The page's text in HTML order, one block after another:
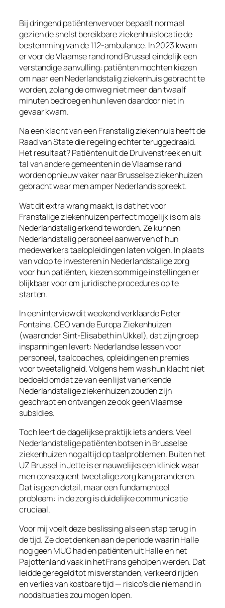
Bij dringend patiëntenvervoer bepaalt normaal
gezien de snelst bereikbare ziekenhuislocatie de
bestemming van de 112-ambulance. In 2023 kwam
er voor de Vlaamse rand rond Brussel eindelijk een
verstandige aanvulling: patiënten mochten kiezen
om naar een Nederlandstalig ziekenhuis gebracht te
worden, zolang de omweg niet meer dan twaalf
minuten bedroeg en hun leven daardoor niet in
gevaar kwam.
Na een klacht van een Franstalig ziekenhuis heeft de
Raad van State die regeling echter teruggedraaid.
Het resultaat? Patiënten uit de Druivenstreek en uit
tal van andere gemeenten in de Vlaamse rand
worden opnieuw vaker naar Brusselse ziekenhuizen
gebracht waar men amper Nederlands spreekt.
Wat dit extra wrang maakt, is dat het voor
Franstalige ziekenhuizen perfect mogelijk is om als
Nederlandstalig erkend te worden. Ze kunnen
Nederlandstalig personeel aanwerven of hun
medewerkers taalopleidingen laten volgen. In plaats
van volop te investeren in Nederlandstalige zorg
voor hun patiënten, kiezen sommige instellingen er
blijkbaar voor om juridische procedures op te
starten.
In een interview dit weekend verklaarde Peter
Fontaine, CEO van de Europa Ziekenhuizen
(waaronder Sint-Elisabeth in Ukkel), dat zijn groep
inspanningen levert: Nederlandse lessen voor
personeel, taalcoaches, opleidingen en premies
voor tweetaligheid. Volgens hem was hun klacht niet
bedoeld omdat ze van een lijst van erkende
Nederlandstalige ziekenhuizen zouden zijn
geschrapt en ontvangen ze ook geen Vlaamse
subsidies.
Toch leert de dagelijkse praktijk iets anders. Veel
Nederlandstalige patiënten botsen in Brusselse
ziekenhuizen nog altijd op taalproblemen. Buiten het
UZ Brussel in Jette is er nauwelijks een kliniek waar
men consequent tweetalige zorg kan garanderen.
Dat is geen detail, maar een fundamenteel
probleem: in de zorg is duidelijke communicatie
cruciaal.
Voor mij voelt deze beslissing als een stap terug in
de tijd. Ze doet denken aan de periode waarin Halle
nog geen MUG had en patiënten uit Halle en het
Pajottenland vaak in het Frans geholpen werden. Dat
leidde geregeld tot misverstanden, verkeerd rijden
en verlies van kostbare tijd — risico’s die niemand in
noodsituaties zou mogen lopen.